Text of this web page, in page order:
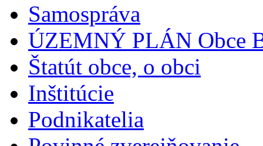
Samospráva
ÚZEMNÝ PLÁN Obce
Štatút obce, o obci
Inštitúcie
Podnikatelia